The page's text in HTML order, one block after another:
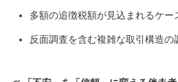
多額の追徴税額が見込まれるケー
反面調査を含む複雑な取引構造の